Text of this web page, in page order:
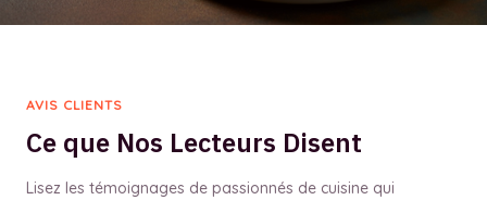
AVIS CLIENTS
Ce que Nos Lecteurs Disent
Lisez les témoignages de passionnés de cuisine qui